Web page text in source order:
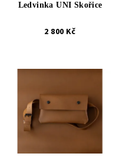
Ledvinka UNI Skořice
2 800 Kč